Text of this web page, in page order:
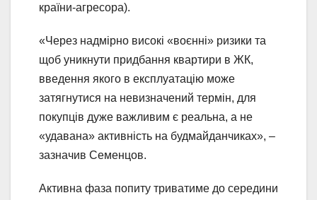
країни-агресора).
«Через надмірно високі «воєнні» ризики та
щоб уникнути придбання квартири в ЖК,
введення якого в експлуатацію може
затягнутися на невизначений термін, для
покупців дуже важливим є реальна, а не
«удавана» активність на будмайданчиках», –
зазначив Семенцов.
Активна фаза попиту триватиме до середини